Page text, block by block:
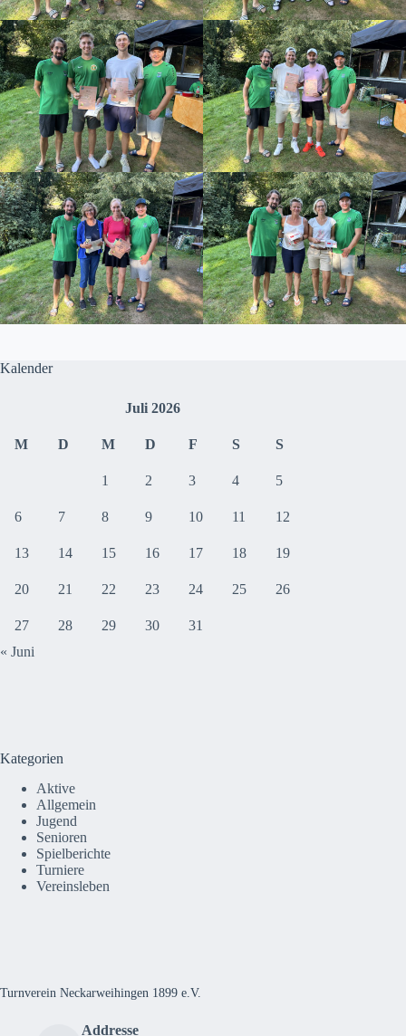
Kalender
Juli 2026
M D M D F S S
1 2 3 4 5
6 7 8 9 10 11 12
13 14 15 16 17 18 19
20 21 22 23 24 25 26
27 28 29 30
31
« Juni
Kategorien
Aktive
Allgemein
Jugend
Senioren
Spielberichte
Turniere
Vereinsleben
Turnverein Neckarweihingen 1899 e.V.
Addresse